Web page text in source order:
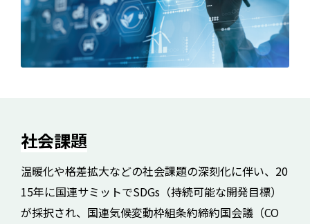
社会課題
温暖化や格差拡大などの社会課題の深刻化に伴い、20
15年に国連サミットでSDGs（持続可能な開発目標）
が採択され、国連気候変動枠組条約締約国会議（CO